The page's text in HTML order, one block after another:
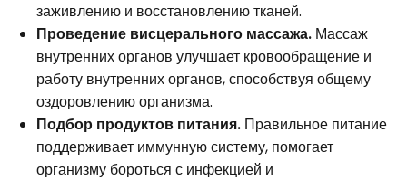
заживлению и восстановлению тканей.
Проведение висцерального массажа. Массаж
внутренних органов улучшает кровообращение и
работу внутренних органов, способствуя общему
оздоровлению организма.
Подбор продуктов питания. Правильное питание
поддерживает иммунную систему, помогает
организму бороться с инфекцией и